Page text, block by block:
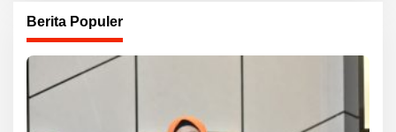
Berita Populer